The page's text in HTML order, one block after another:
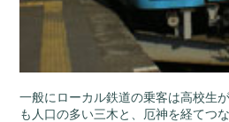
一般にローカル鉄道の乗客は高校生
も人口の多い三木と、厄神を経てつ